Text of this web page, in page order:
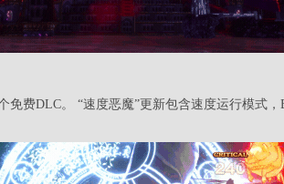
免费DLC。 “速度恶魔”更新包含速度运行模式，